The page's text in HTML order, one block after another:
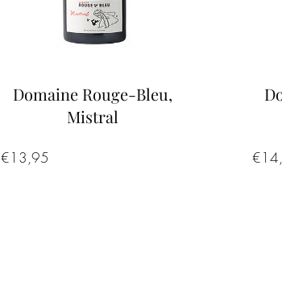
Domaine Rouge-Bleu,
Mistral
€13,95